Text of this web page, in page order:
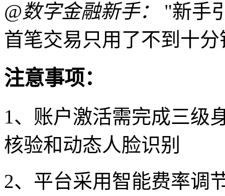
@数字金融新手：
"新手
首笔交易只用了不到十
注意事项：
1、账户激活需完成三级
核验和动态人脸识别
2、平台采用智能费率调